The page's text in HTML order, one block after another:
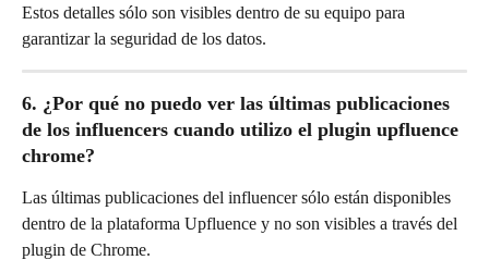
Estos detalles sólo son visibles dentro de su equipo para
garantizar la seguridad de los datos.
6. ¿Por qué no puedo ver las últimas publicaciones
de los influencers cuando utilizo el plugin upfluence
chrome?
Las últimas publicaciones del influencer sólo están disponibles
dentro de la plataforma Upfluence y no son visibles a través del
plugin de Chrome.